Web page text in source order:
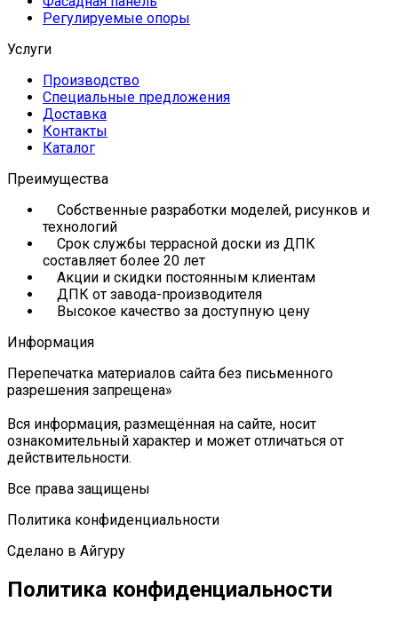
Регулируемые опоры
Услуги
Производство
Специальные предложения
Доставка
Контакты
Каталог
Преимущества
Собственные разработки моделей, рисунков и
технологий
Срок службы террасной доски из ДПК
составляет более 20 лет
Акции и скидки постоянным клиентам
ДПК от завода-производителя
Высокое качество за доступную цену
Информация
Перепечатка материалов сайта без письменного
разрешения запрещена»
Вся информация, размещённая на сайте, носит
ознакомительный характер и может отличаться от
действительности.
Все права защищены
Политика конфиденциальности
Сделано в Айгуру
Политика конфиденциальности